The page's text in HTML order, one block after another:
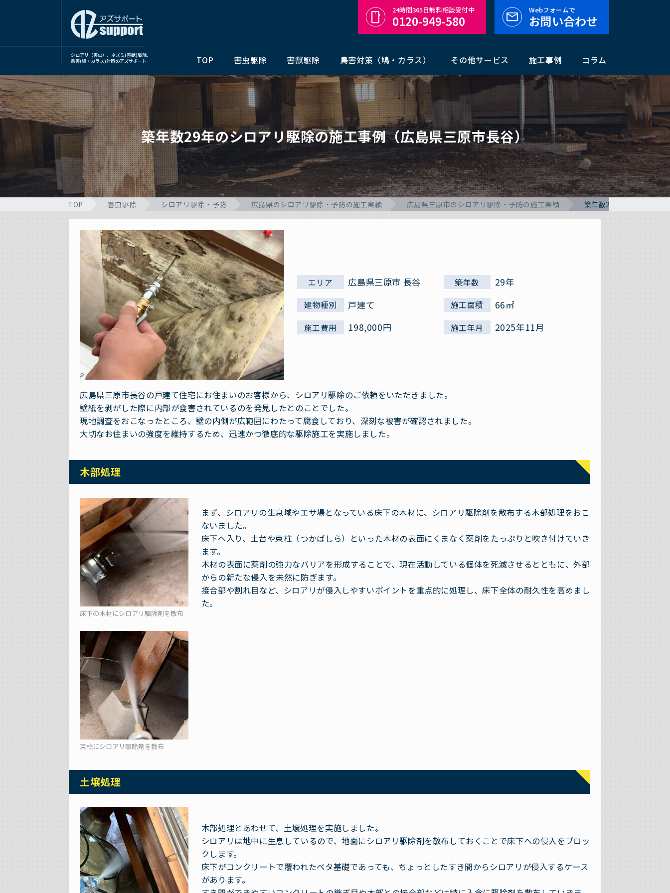
シロアリ（害虫）、ネズミ(害獣)駆除、
鳥害(鳩・カラス)対策のアズサポート
TOP 害虫駆除 害獣駆除 鳥害対策（鳩・カラス） その他サービス 施工事例 コラム
24時間365日無料相談受付中
0120-949-580
Webフォームで
お問い合わせ
築年数29年のシロアリ駆除の施工事例（広島県三原市長谷）
TOP 害虫駆除 シロアリ駆除・予防 広島県のシロアリ駆除・予防の施工実績 広島県三原市のシロアリ駆除・予防の施工実績 築年数29年のシロアリ駆
エリア 広島県三原市 長谷 築年数 29年
建物種別 戸建て 施工面積 66㎡
施工費用 198,000円 施工年月 2025年11月
広島県三原市長谷の戸建て住宅にお住まいのお客様から、シロアリ駆除のご依頼をいただきました。
壁紙を剥がした際に内部が食害されているのを発見したとのことでした。
現地調査をおこなったところ、壁の内側が広範囲にわたって腐食しており、深刻な被害が確認されました。
大切なお住まいの強度を維持するため、迅速かつ徹底的な駆除施工を実施しました。
木部処理
床下の木材にシロアリ駆除剤を散布
まず、シロアリの生息域やエサ場となっている床下の木材に、シロアリ駆除剤を散布する木部処理をおこ
ないました。
床下へ入り、土台や束柱（つかばしら）といった木材の表面にくまなく薬剤をたっぷりと吹き付けていき
ます。
木材の表面に薬剤の強力なバリアを形成することで、現在活動している個体を死滅させるとともに、外部
からの新たな侵入を未然に防ぎます。
接合部や割れ目など、シロアリが侵入しやすいポイントを重点的に処理し、床下全体の耐久性を高めまし
た。
束柱にシロアリ駆除剤を散布
土壌処理
木部処理とあわせて、土壌処理を実施しました。
シロアリは地中に生息しているので、地面にシロアリ駆除剤を散布しておくことで床下への侵入をブロッ
クします。
床下がコンクリートで覆われたベタ基礎であっても、ちょっとしたすき間からシロアリが侵入するケース
があります。